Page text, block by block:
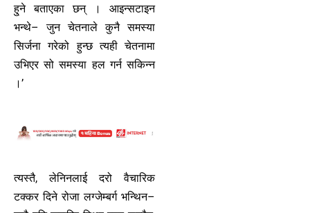
हु्ने बताएका छन् । आइन्सटाइन
भन्थे– जुन चेतनाले कुनै समस्या
सिर्जना गरेको हुन्छ त्यही चेतनामा
उभिएर सो समस्या हल गर्न सकिन्न
।’
त्यस्तै, लेनिनलाई दरो वैचारिक
टक्कर दिने रोजा लग्जेम्बर्ग भन्थिन–